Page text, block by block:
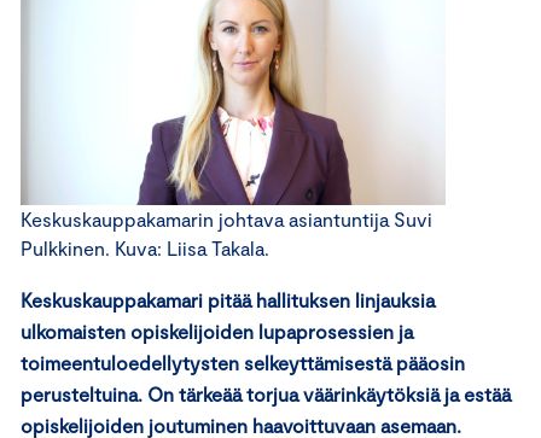
Keskuskauppakamarin johtava asiantuntija Suvi
Pulkkinen. Kuva: Liisa Takala.
Keskuskauppakamari pitää hallituksen linjauksia
ulkomaisten opiskelijoiden lupaprosessien ja
toimeentuloedellytysten selkeyttämisestä pääosin
perusteltuina. On tärkeää torjua väärinkäytöksiä ja estää
opiskelijoiden joutuminen haavoittuvaan asemaan.